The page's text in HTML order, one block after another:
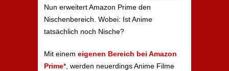
Nun erweitert Amazon Prime den
Nischenbereich. Wobei: Ist Anime
tatsächlich noch Nische?
Mit einem eigenen Bereich bei Amazon
Prime*, werden neuerdings Anime Filme